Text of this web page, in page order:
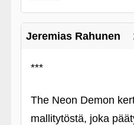
Jeremias Rahunen
***
The Neon Demon
mallitytöstä, joka